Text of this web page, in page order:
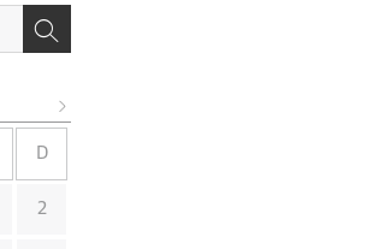
D
2